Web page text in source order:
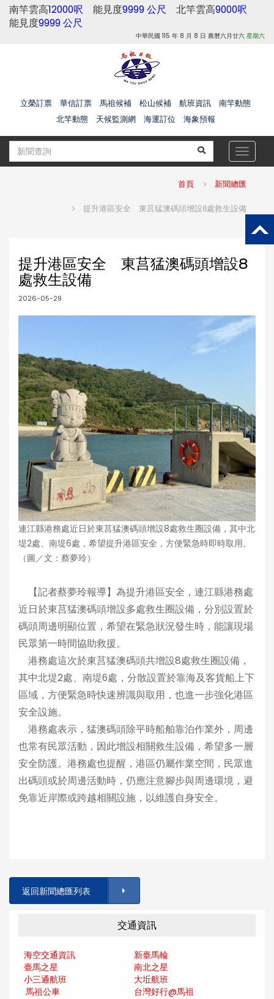
南竿雲高12000呎 能見度9999 公尺 北竿雲高9000呎
能見度9999 公尺
中華民國 115 年 8 月 8 日 農曆六月廿六 星期六
立榮訂票 華信訂票 馬祖候補 松山候補 航班資訊
南竿動態
北竿動態
天候監測網 海運訂位 海象預報
Toggle
首頁 新聞總匯
提升港區安全 東莒猛澳碼頭增設8處救生設備
提升港區安全 東莒猛澳碼頭增設8
處救生設備
2026-05-29
連江縣港務處近日於東莒猛澳碼頭增設8處救生圈設備，其中北
堤2處、南堤6處，希望提升港區安全，方便緊急時即時取用。
（圖／文：蔡夢玲）
【記者蔡夢玲報導】為提升港區安全，連江縣港務處
近日於東莒猛澳碼頭增設多處救生圈設備，分別設置於
碼頭周邊明顯位置，希望在緊急狀況發生時，能讓現場
民眾第一時間協助救援。
港務處這次於東莒猛澳碼頭共增設8處救生圈設備，
其中北堤2處、南堤6處，分散設置於靠海及客貨船上下
區域，方便緊急時快速辨識與取用，也進一步強化港區
安全設施。
港務處表示，猛澳碼頭除平時船舶靠泊作業外，周邊
也常有民眾活動，因此增設相關救生設備，希望多一層
安全防護。港務處也提醒，港區仍屬作業空間，民眾進
出碼頭或於周邊活動時，仍應注意腳步與周邊環境，避
免靠近岸際或跨越相關設施，以維護自身安全。
返回新聞總匯列表
交通資訊
海空交通資訊
新臺馬輪
臺馬之星
南北之星
小三通航班
大坵航班
馬祖公車
台灣好行@馬祖